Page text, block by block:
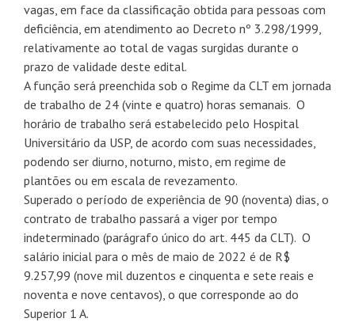
vagas, em face da classificação obtida para pessoas com
deficiência, em atendimento ao Decreto nº 3.298/1999,
relativamente ao total de vagas surgidas durante o
prazo de validade deste edital.
A função será preenchida sob o Regime da CLT em jornada
de trabalho de 24 (vinte e quatro) horas semanais. O
horário de trabalho será estabelecido pelo Hospital
Universitário da USP, de acordo com suas necessidades,
podendo ser diurno, noturno, misto, em regime de
plantões ou em escala de revezamento.
Superado o período de experiência de 90 (noventa) dias, o
contrato de trabalho passará a viger por tempo
indeterminado (parágrafo único do art. 445 da CLT). O
salário inicial para o mês de maio de 2022 é de R$
9.257,99 (nove mil duzentos e cinquenta e sete reais e
noventa e nove centavos), o que corresponde ao do
Superior 1 A.